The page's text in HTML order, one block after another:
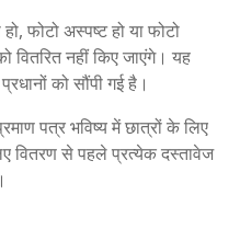
फोटो अस्पष्ट हो या फोटो
वितरित नहीं किए जाएंगे। यह
को सौंपी गई है।
पत्र भविष्य में छात्रों के लिए
वितरण से पहले प्रत्येक दस्तावेज